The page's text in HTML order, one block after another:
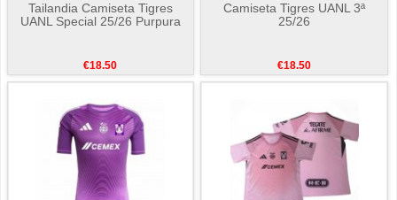
Tailandia Camiseta Tigres
UANL Special 25/26 Purpura
€18.50
Camiseta Tigres UANL 3ª
25/26
€18.50